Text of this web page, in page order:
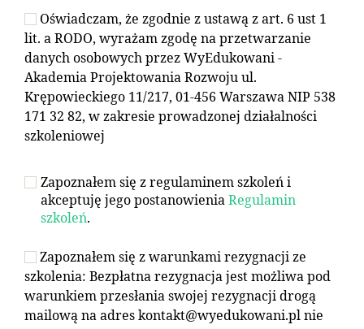
Oświadczam, że zgodnie z ustawą z art. 6 ust 1
lit. a RODO, wyrażam zgodę na przetwarzanie
danych osobowych przez WyEdukowani -
Akademia Projektowania Rozwoju ul.
Krępowieckiego 11/217, 01-456 Warszawa NIP 538
171 32 82, w zakresie prowadzonej działalności
szkoleniowej
Zapoznałem się z regulaminem szkoleń i
akceptuję jego postanowienia Regulamin
szkoleń.
Zapoznałem się z warunkami rezygnacji ze
szkolenia: Bezpłatna rezygnacja jest możliwa pod
warunkiem przesłania swojej rezygnacji drogą
mailową na adres kontakt@wyedukowani.pl nie